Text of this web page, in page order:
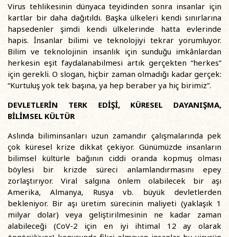
Virus tehlikesinin dünyaca teyidinden sonra insanlar için
kartlar bir daha dağıtıldı. Başka ülkeleri kendi sınırlarına
hapsedenler şimdi kendi ülkelerinde hatta evlerinde
hapis. İnsanlar bilimi ve teknolojiyi tekrar yorumluyor.
Bilim ve teknolojinin insanlık için sunduğu imkânlardan
herkesin eşit faydalanabilmesi artık gerçekten “herkes”
için gerekli. O slogan, hiçbir zaman olmadığı kadar gerçek:
“Kurtuluş yok tek başına, ya hep beraber ya hiç birimiz”.
DEVLETLERİN TERK EDİŞİ, KÜRESEL DAYANIŞMA,
BİLİMSEL KÜLTÜR
Aslında biliminsanları uzun zamandır çalışmalarında pek
çok küresel krize dikkat çekiyor. Günümüzde insanların
bilimsel kültürle bağının ciddi oranda kopmuş olması
böylesi bir krizde süreci anlamlandırmasını epey
zorlaştırıyor. Viral salgına önlem olabilecek bir aşı
Amerika, Almanya, Rusya vb. büyük devletlerden
bekleniyor. Bir aşı üretim sürecinin maliyeti (yaklaşık 1
milyar dolar) veya geliştirilmesinin ne kadar zaman
alabileceği (CoV-2 için en iyi ihtimal 12 ay olarak